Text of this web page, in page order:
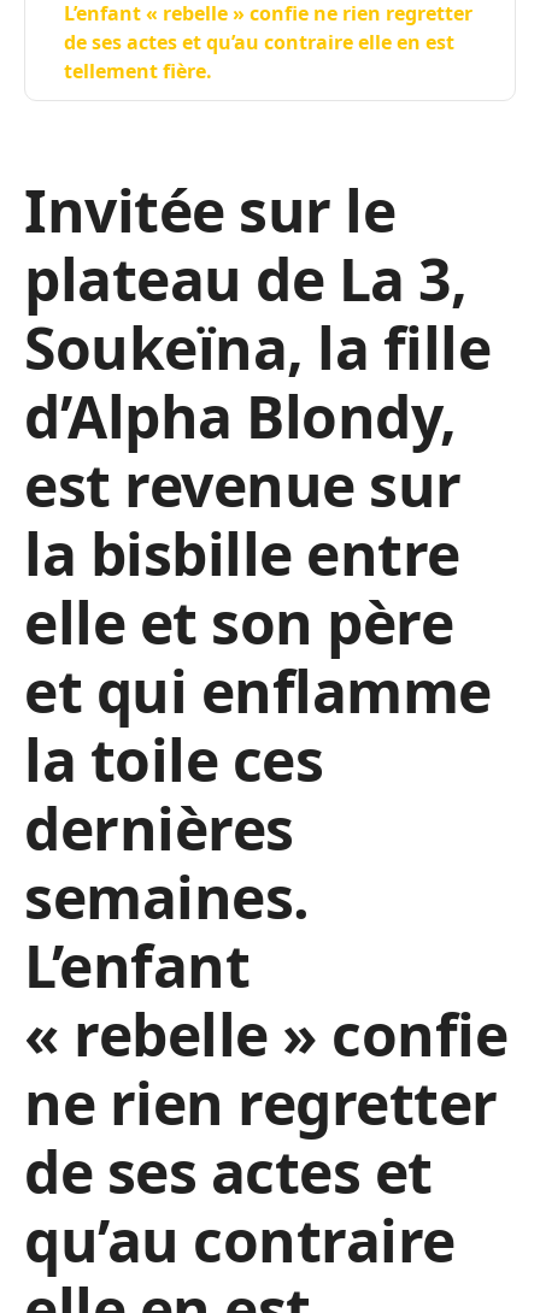
L’enfant « rebelle » confie ne rien regretter
de ses actes et qu’au contraire elle en est
tellement fière.
Invitée sur le
plateau de La 3,
Soukeïna, la fille
d’Alpha Blondy,
est revenue sur
la bisbille entre
elle et son père
et qui enflamme
la toile ces
dernières
semaines.
L’enfant
« rebelle » confie
ne rien regretter
de ses actes et
qu’au contraire